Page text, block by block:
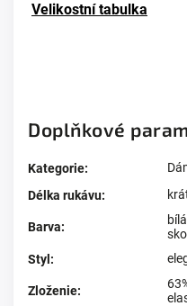
Velikostní tabulka
Doplňkové
Kategorie:
Délka rukávu:
Barva: bílá
Styl :
Zloženie: